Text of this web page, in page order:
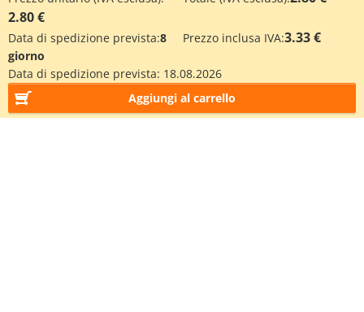
2.80 €
Data di spedizione prevista:8
giorno
Prezzo inclusa IVA:3.33 €
Data di spedizione prevista: 18.08.2026
Aggiungi al carrello